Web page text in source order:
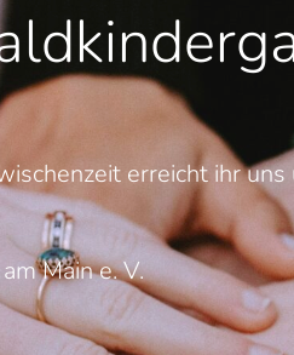
erreicht ihr
Main e. V.